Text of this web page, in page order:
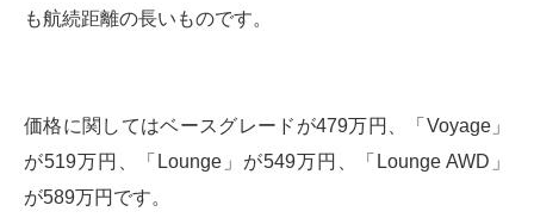
も航続距離の長いものです。
価格に関してはベースグレードが479万円、「Voyage」
が519万円、「Lounge」が549万円、「Lounge AWD」
が589万円です。